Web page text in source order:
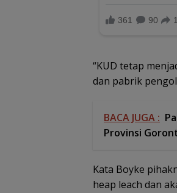
“KUD tetap
dan pabrik
BACA JUGA :
Provinsi
Kata Boyke
heap leach dan